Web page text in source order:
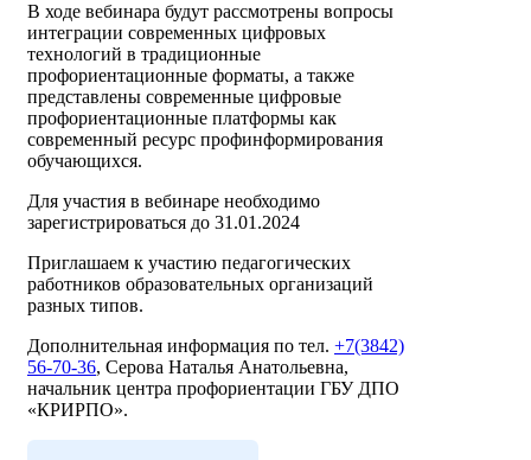
В ходе вебинара будут рассмотрены вопросы
интеграции современных цифровых
технологий в традиционные
профориентационные форматы, а также
представлены современные цифровые
профориентационные платформы как
современный ресурс профинформирования
обучающихся.
Для участия в вебинаре необходимо
зарегистрироваться до 31.01.2024
Приглашаем к участию педагогических
работников образовательных организаций
разных типов.
Дополнительная информация по тел. +7(3842)
56-70-36, Серова Наталья Анатольевна,
начальник центра профориентации ГБУ ДПО
«КРИРПО».